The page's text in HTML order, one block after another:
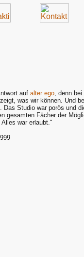
auf alter ego , denn bei
was wir können. Und
Das Studio war porös und
gesamten Fächer der
war erlaubt."